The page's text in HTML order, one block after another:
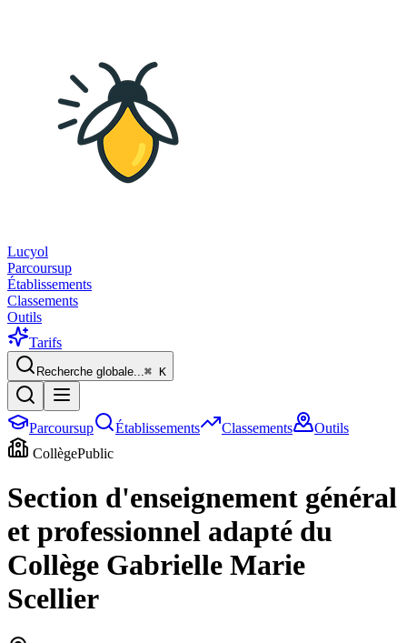
Lucyol
Parcoursup
Établissements
Classements
Outils
Tarifs
Recherche globale...⌘ K
Parcoursup Établissements Classements
Outils
CollègePublic
Section d'enseignement général
et professionnel adapté du
Collège Gabrielle Marie
Scellier